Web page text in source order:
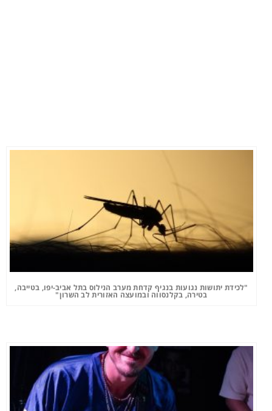
"לכידת יתושות נגועות בנגיף קדחת מערב הנילוס בתל אביב-יפו, בטייבה,
בטירה, בקלנסווה ובמועצה האזורית לב השרון"